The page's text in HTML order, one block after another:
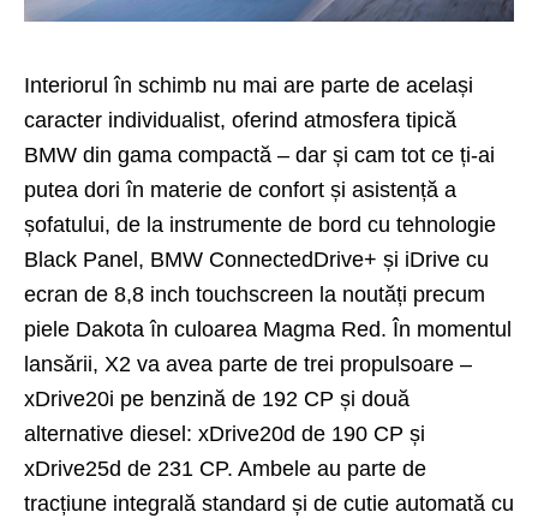
Interiorul în schimb nu mai are parte de același
caracter individualist, oferind atmosfera tipică
BMW din gama compactă – dar și cam tot ce ți-ai
putea dori în materie de confort și asistență a
șofatului, de la instrumente de bord cu tehnologie
Black Panel, BMW ConnectedDrive+ și iDrive cu
ecran de 8,8 inch touchscreen la noutăți precum
piele Dakota în culoarea Magma Red. În momentul
lansării, X2 va avea parte de trei propulsoare –
xDrive20i pe benzină de 192 CP și două
alternative diesel: xDrive20d de 190 CP și
xDrive25d de 231 CP. Ambele au parte de
tracțiune integrală standard și de cutie automată cu